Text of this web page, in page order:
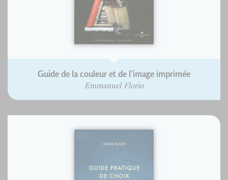
Guide de la couleur et de l'image imprimée
Emmanuel Florio